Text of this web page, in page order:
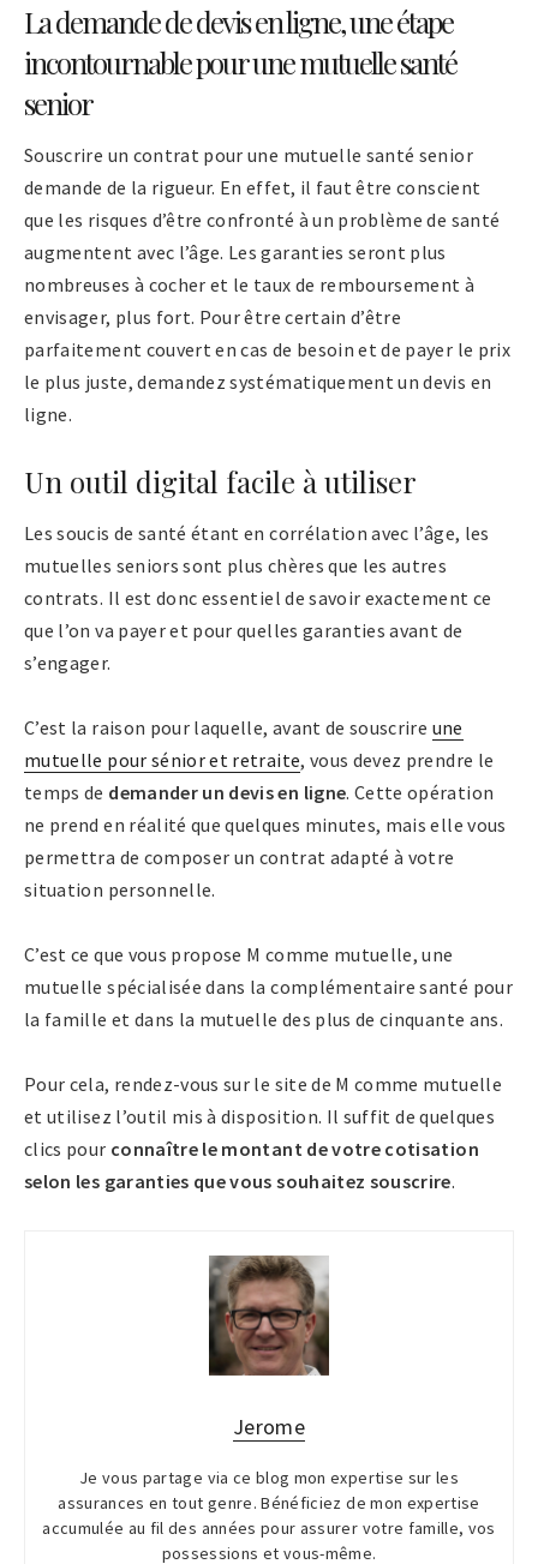
La demande de devis en ligne, une étape
incontournable pour une mutuelle santé
senior
Souscrire un contrat pour une mutuelle santé senior
demande de la rigueur. En effet, il faut être conscient
que les risques d’être confronté à un problème de santé
augmentent avec l’âge. Les garanties seront plus
nombreuses à cocher et le taux de remboursement à
envisager, plus fort. Pour être certain d’être
parfaitement couvert en cas de besoin et de payer le prix
le plus juste, demandez systématiquement un devis en
ligne.
Un outil digital facile à utiliser
Les soucis de santé étant en corrélation avec l’âge, les
mutuelles seniors sont plus chères que les autres
contrats. Il est donc essentiel de savoir exactement ce
que l’on va payer et pour quelles garanties avant de
s’engager.
C’est la raison pour laquelle, avant de souscrire une
mutuelle pour sénior et retraite, vous devez prendre le
temps de demander un devis en ligne. Cette opération
ne prend en réalité que quelques minutes, mais elle vous
permettra de composer un contrat adapté à votre
situation personnelle.
C’est ce que vous propose M comme mutuelle, une
mutuelle spécialisée dans la complémentaire santé pour
la famille et dans la mutuelle des plus de cinquante ans.
Pour cela, rendez-vous sur le site de M comme mutuelle
et utilisez l’outil mis à disposition. Il suffit de quelques
clics pour connaître le montant de votre cotisation
selon les garanties que vous souhaitez souscrire.
Jerome
Je vous partage via ce blog mon expertise sur les
assurances en tout genre. Bénéficiez de mon expertise
accumulée au fil des années pour assurer votre famille, vos
possessions et vous-même.